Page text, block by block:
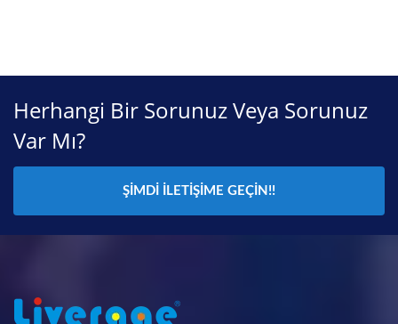
Herhangi Bir Sorunuz Veya Sorunuz
Var Mı?
ŞIMDI İLETIŞIME GEÇIN!!